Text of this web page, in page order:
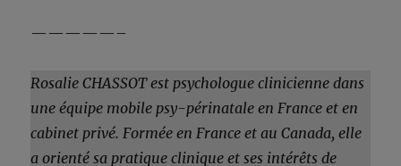
—————–
Rosalie CHASSOT est psychologue clinicienne dans
une équipe mobile psy-périnatale en France et en
cabinet privé. Formée en France et au Canada, elle
a orienté sa pratique clinique et ses intérêts de